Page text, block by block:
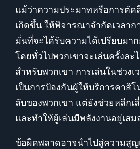
แม้ว่าความประมาทหรือการตัด
เกิดขึ้น ให้พิจารณาจำกัดเวลาก
มั่นที่จะได้รับความได้เปรียบมา
โดยทั่วไปพวกเขาจะเล่นครั้งละ
สำหรับพวกเขา การเล่นในช่วง
เป็นการป้องกันผู้ให้บริการคาสิ
ลับของพวกเขา แต่ยังช่วยหลีกเ
และทำให้ผู้เล่นมีพลังงานอยู่เสม
ข้อผิดพลาดอาจนำไปสู่ความสูญ